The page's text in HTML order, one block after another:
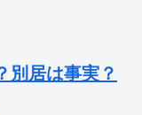
別居は事実？